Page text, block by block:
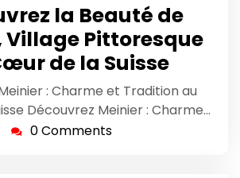
2025
la Beauté de
Village Pittoresque
de la Suisse
: Charme et Tradition au
Découvrez Meinier : Charme…
0 Comments